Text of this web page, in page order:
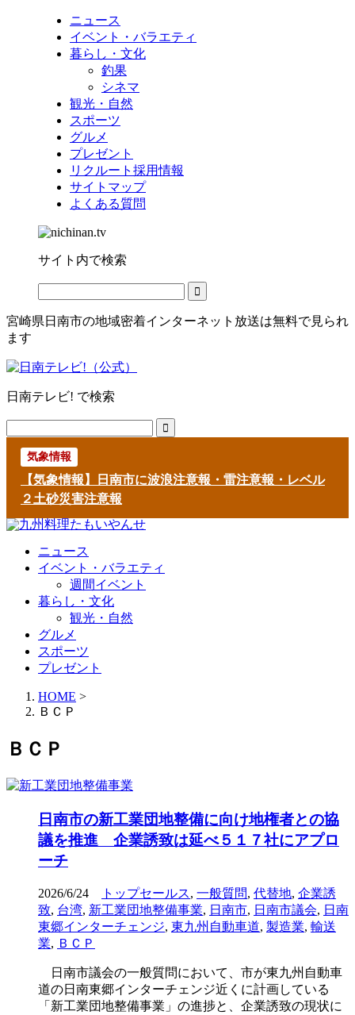
ニュース
イベント・バラエティ
暮らし・文化
釣果
シネマ
観光・自然
スポーツ
グルメ
プレゼント
リクルート採用情報
サイトマップ
よくある質問
サイト内で検索
宮崎県日南市の地域密着インターネット放送は無料で見られ
ます
日南テレビ! で検索
気象情報
【気象情報】日南市に波浪注意報・雷注意報・レベル
２土砂災害注意報
ニュース
イベント・バラエティ
週間イベント
暮らし・文化
観光・自然
グルメ
スポーツ
プレゼント
HOME >
ＢＣＰ
ＢＣＰ
日南市の新工業団地整備に向け地権者との協
議を推進 企業誘致は延べ５１７社にアプロ
ーチ
2026/6/24 トップセールス, 一般質問, 代替地, 企業誘
致, 台湾, 新工業団地整備事業, 日南市, 日南市議会, 日南
東郷インターチェンジ, 東九州自動車道, 製造業, 輸送
業, ＢＣＰ
日南市議会の一般質問において、市が東九州自動車
道の日南東郷インターチェンジ近くに計画している
「新工業団地整備事業」の進捗と、企業誘致の現状に